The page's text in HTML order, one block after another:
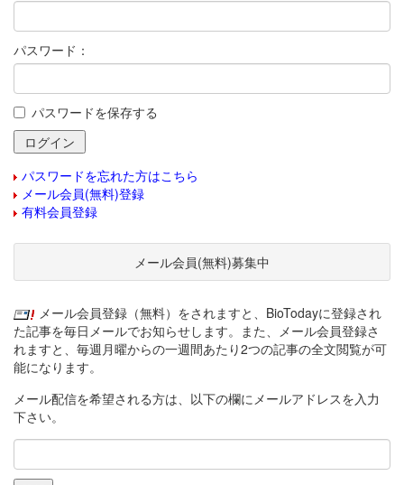
パスワード：
パスワードを保存する
パスワードを忘れた方はこちら
メール会員(無料)登録
有料会員登録
メール会員(無料)募集中
メール会員登録（無料）をされますと、BioTodayに登録され
た記事を毎日メールでお知らせします。また、メール会員登録さ
れますと、毎週月曜からの一週間あたり2つの記事の全文閲覧が可
能になります。
メール配信を希望される方は、以下の欄にメールアドレスを入力
下さい。